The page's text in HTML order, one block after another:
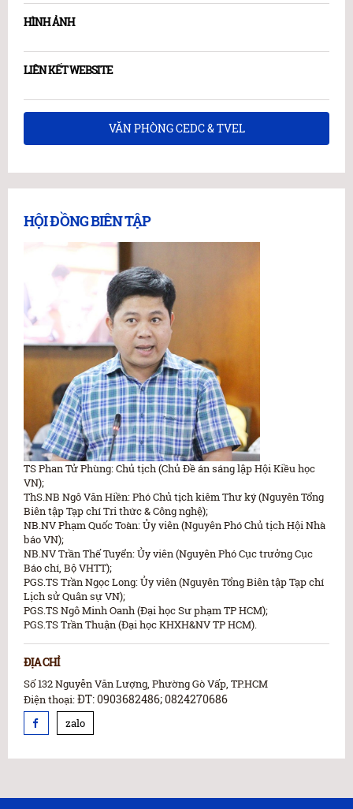
HÌNH ẢNH
LIÊN KẾT WEBSITE
VĂN PHÒNG CEDC & TVEL
HỘI ĐỒNG BIÊN TẬP
TS Phan Tử Phùng: Chủ tịch (Chủ Đề án sáng lập Hội Kiều học
VN);
ThS.NB Ngô Văn Hiền: Phó Chủ tịch kiêm Thư ký (Nguyên Tổng
Biên tập Tạp chí Tri thức & Công nghệ);
NB.NV Phạm Quốc Toàn: Ủy viên (Nguyên Phó Chủ tịch Hội Nhà
báo VN);
NB.NV Trần Thế Tuyển: Ủy viên (Nguyên Phó Cục trưởng Cục
Báo chí, Bộ VHTT);
PGS.TS Trần Ngọc Long: Ủy viên (Nguyên Tổng Biên tập Tạp chí
Lịch sử Quân sự VN);
PGS.TS Ngô Minh Oanh (Đại học Sư phạm TP HCM);
PGS.TS Trần Thuận (Đại học KHXH&NV TP HCM).
ĐỊA CHỈ
Số 132 Nguyễn Văn Lượng, Phường Gò Vấp, TP.HCM
Điện thoại:ĐT: 0903682486; 0824270686
zalo